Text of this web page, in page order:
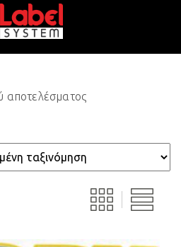
αποτελέσματος